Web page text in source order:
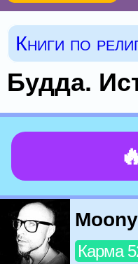
Книги по
Будда.
Moony
Карма